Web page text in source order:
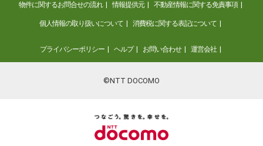
物件に関するお問合せの流れ 情報提供元 不動産情報に関する免責事項
個人情報の取り扱いについて 消費税に関する表記について
プライバシーポリシー ヘルプ お問い合わせ 運営会社
©NTT DOCOMO